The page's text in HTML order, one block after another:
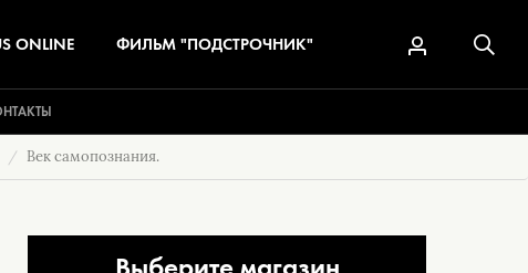
ONLINE ФИЛЬМ "ПОДСТРОЧНИК"
Век самопознания.